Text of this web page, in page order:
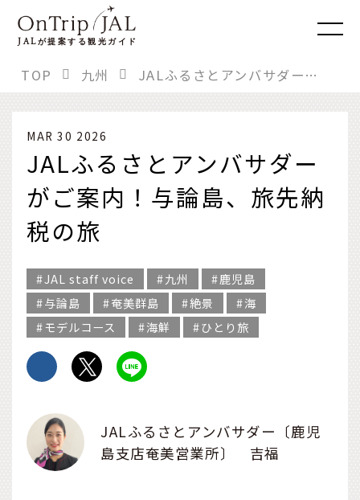
JALが提案する観光ガイド
TOP 九州 JALふるさとアンバサダーがご案内！与論島、旅先納税の旅
MAR 30 2026
JALふるさとアンバサダー
がご案内！与論島、旅先納
税の旅
JAL staff voice 九州
鹿児島
与論島
奄美群島 絶景
海
モデルコース
海鮮 ひとり旅
JALふるさとアンバサダー〔鹿児
島支店奄美営業所〕 吉福